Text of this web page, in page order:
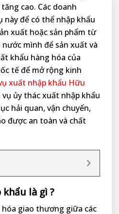
cao. Các doanh
này để có thể nhập khẩu
xuất hoặc sản phẩm từ
nước mình để sản xuất và
khẩu hàng hóa của
tế để mở rộng kinh
xuất nhập khẩu Hữu
vụ ủy thác xuất nhập khẩu
hải quan, vận chuyển,
được an toàn và chất
là gì ?
giao thương giữa các